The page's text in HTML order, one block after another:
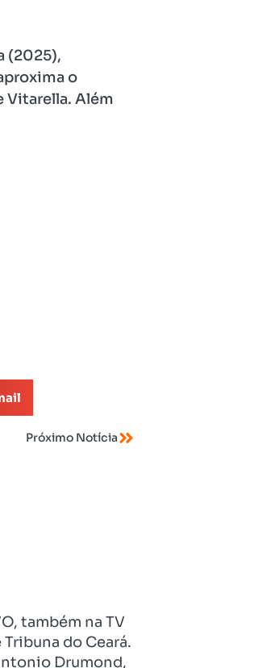
(2025),
o
Vitarella. Além
Próximo Notícia
também na TV
do Ceará.
Drumond,